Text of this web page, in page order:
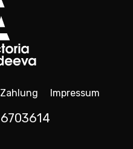
Zahlung Impressum